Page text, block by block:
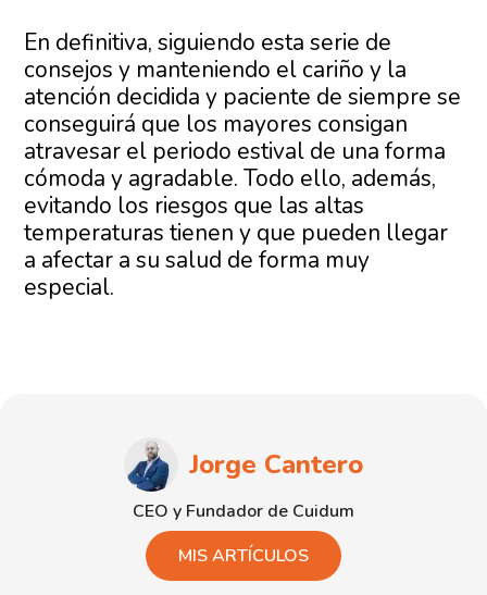
En definitiva, siguiendo esta serie de
consejos y manteniendo el cariño y la
atención decidida y paciente de siempre se
conseguirá que los mayores consigan
atravesar el periodo estival de una forma
cómoda y agradable. Todo ello, además,
evitando los riesgos que las altas
temperaturas tienen y que pueden llegar
a afectar a su salud de forma muy
especial.
Jorge Cantero
CEO y Fundador de Cuidum
MIS ARTÍCULOS